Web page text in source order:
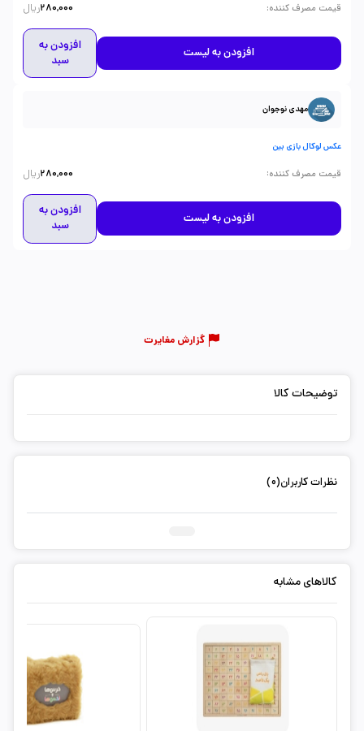
قیمت مصرف کننده:
280,000ریال
افزودن به لیست
افزودن به
سبد
مهدی نوجوان
عکس لوکال بازی بین
قیمت مصرف کننده:
280,000ریال
افزودن به لیست
افزودن به
سبد
گزارش مغایرت
توضیحات کالا
نظرات کاربران(0)
کالاهای مشابه